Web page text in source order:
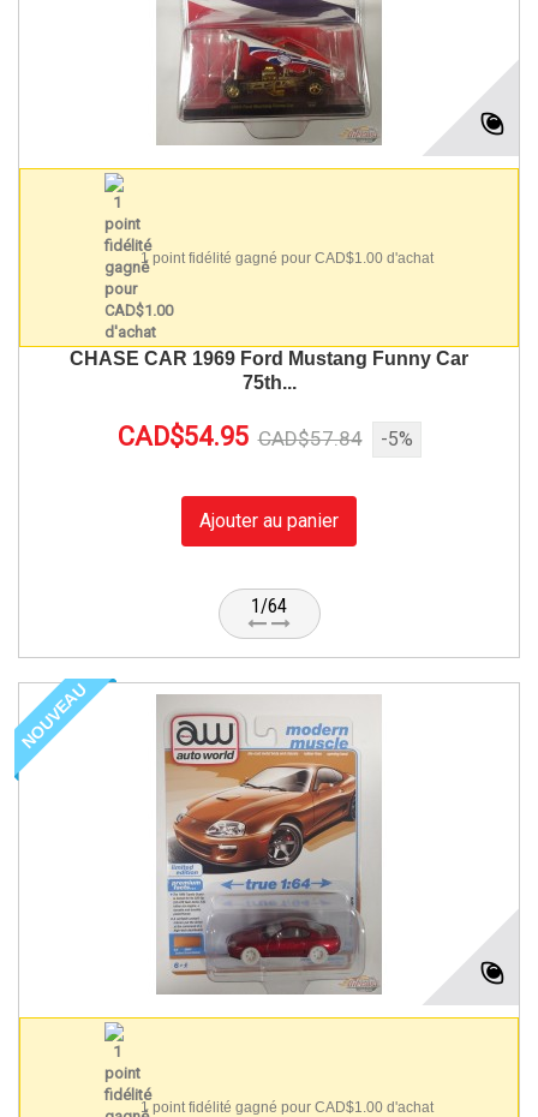
1 point fidélité gagné pour CAD$1.00 d'achat
CHASE CAR 1969 Ford Mustang Funny Car
75th...
CAD$54.95 CAD$57.84 -5%
Ajouter au panier
1/64
NOUVEAU
1 point fidélité gagné pour CAD$1.00 d'achat